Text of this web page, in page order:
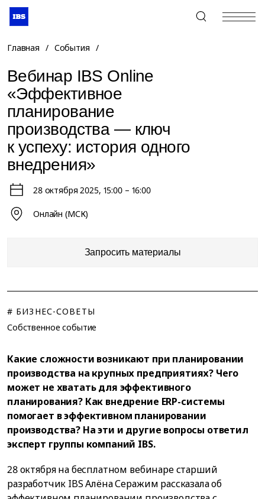
+7 (495) 967-80-80
Главная / События /
Вебинар IBS Online
«Эффективное
планирование
производства — ключ
к успеху: история одного
внедрения»
28 октября 2025, 15:00 – 16:00
Онлайн (МСК)
Запросить материалы
# БИЗНЕС-СОВЕТЫ
Собственное событие
Какие сложности возникают при планировании
производства на крупных предприятиях? Чего
может не хватать для эффективного
планирования? Как внедрение ERP-системы
помогает в эффективном планировании
производства? На эти и другие вопросы ответил
эксперт группы компаний IBS.
28 октября на бесплатном вебинаре старший
разработчик IBS Алёна Серажим рассказала об